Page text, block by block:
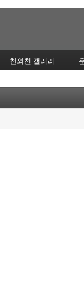
천외천 갤러리